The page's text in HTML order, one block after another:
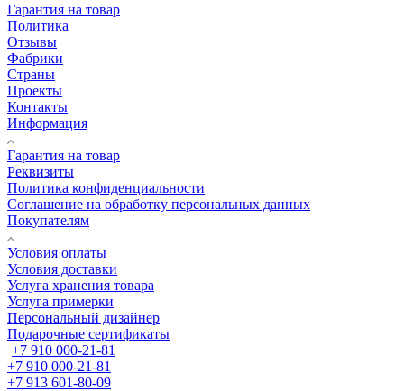
Гарантия на товар
Политика
Отзывы
Фабрики
Страны
Проекты
Контакты
Информация
Гарантия на товар
Реквизиты
Политика конфиденциальности
Соглашение на обработку персональных данных
Покупателям
Условия оплаты
Условия доставки
Услуга хранения товара
Услуга примерки
Персональный дизайнер
Подарочные сертификаты
+7 910 000-21-81
+7 910 000-21-81
+7 913 601-80-09